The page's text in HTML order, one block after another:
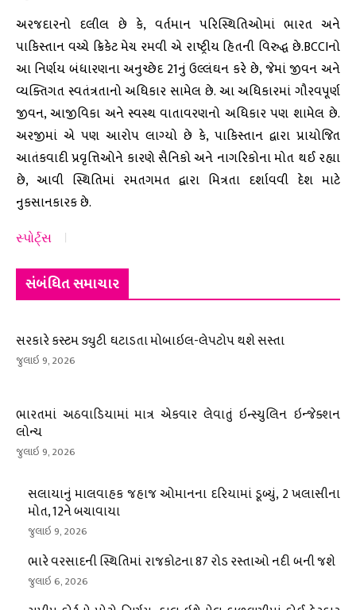
અરજદારનો દલીલ છે કે, વર્તમાન પરિસ્થિતિઓમાં ભારત અને
પાકિસ્તાન વચ્ચે ક્રિકેટ મેચ રમવી એ રાષ્ટ્રીય હિતની વિરુદ્ધ છે.BCCIનો
આ નિર્ણય બંધારણના અનુચ્છેદ 21નું ઉલ્લંઘન કરે છે, જેમાં જીવન અને
વ્યક્તિગત સ્વતંત્રતાનો અધિકાર સામેલ છે. આ અધિકારમાં ગૌરવપૂર્ણ
જીવન, આજીવિકા અને સ્વસ્થ વાતાવરણનો અધિકાર પણ શામેલ છે.
અરજીમાં એ પણ આરોપ લાગ્યો છે કે, પાકિસ્તાન દ્વારા પ્રાયોજિત
આતંકવાદી પ્રવૃત્તિઓને કારણે સૈનિકો અને નાગરિકોના મોત થઈ રહ્યા
છે, આવી સ્થિતિમાં રમતગમત દ્વારા મિત્રતા દર્શાવવી દેશ માટે
નુકસાનકારક છે.
સ્પોર્ટ્સ
સંબંધિત સમાચાર
સરકારે કસ્ટમ ડ્યુટી ઘટાડતા મોબાઇલ-લેપટોપ થશે સસ્તા
જુલાઇ 9, 2026
ભારતમાં અઠવાડિયામાં માત્ર એકવાર લેવાતું ઇન્સ્યુલિન ઇન્જેક્શન
લોન્ચ
જુલાઇ 9, 2026
સલાયાનું માલવાહક જહાજ ઓમાનના દરિયામાં ડૂબ્યું, 2 ખલાસીના
મોત, 12ને બચાવાયા
જુલાઇ 9, 2026
ભારે વરસાદની સ્થિતિમાં રાજકોટના 87 રોડ રસ્તાઓ નદી બની જશે
જુલાઇ 6, 2026